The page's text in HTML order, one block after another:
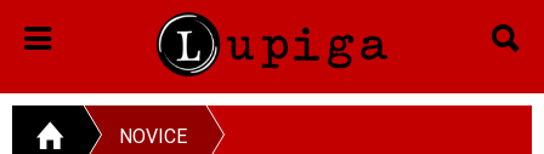
NOVICE